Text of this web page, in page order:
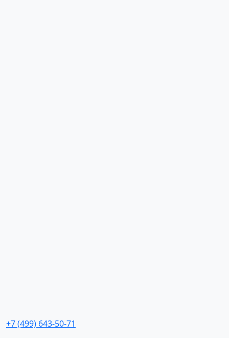
+7 (499) 643-50-71
с реальной окупаемостью